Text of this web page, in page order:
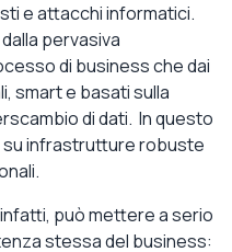
e attacchi informatici.
pervasiva
di business che dai
smart e basati sulla
di dati. In questo
infrastrutture robuste
può mettere a serio
stessa del business: